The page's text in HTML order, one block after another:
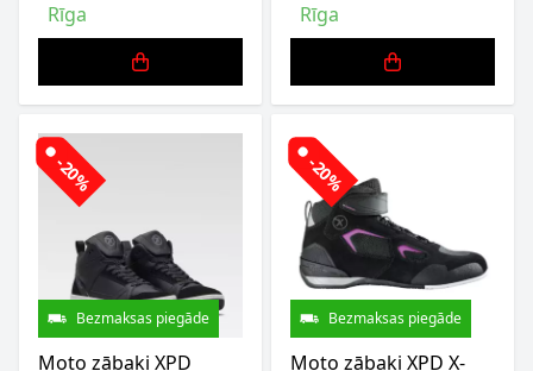
Rīga
Rīga
-20%
Bezmaksas piegāde
Moto zābaki XPD
-20%
Bezmaksas piegāde
Moto zābaki XPD X-